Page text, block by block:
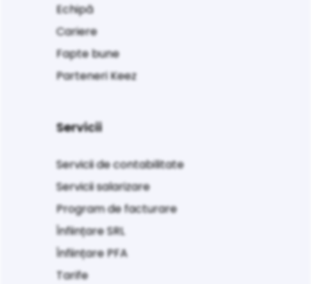
Echipă
Cariere
Fapte bune
Parteneri Keez
Servicii
Servicii de contabilitate
Servicii salarizare
Program de facturare
Înființare SRL
Înființare PFA
Tarife